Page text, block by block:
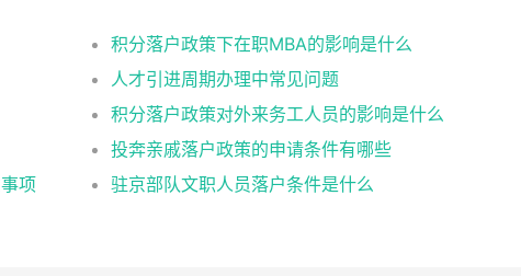
积分落户政策下在职MBA的影响是什么
人才引进周期办理中常见问题
积分落户政策对外来务工人员的影响是什么
投奔亲戚落户政策的申请条件有哪些
项
驻京部队文职人员落户条件是什么